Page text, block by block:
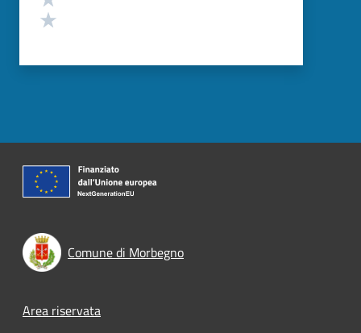
Comune di Morbegno
Footer menu
Area riservata